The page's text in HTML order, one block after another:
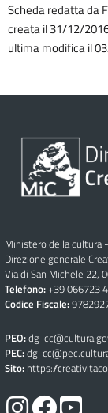
Scheda redatta da
creata il 31/12/
ultima modifica il
Ministero della cultura
Direzione generale
Via di San Michele 22,
Telefono:+39 066723
Codice Fiscale:
PEO:dg-
PEC:dg-
Sito: https://